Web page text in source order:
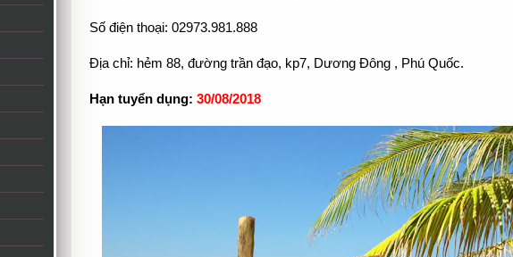
Số điện thoại: 02973.981.888
Địa chỉ: hẻm 88, đường trần đạo, kp7, Dương Đông , Phú Quốc.
Hạn tuyển dụng: 30/08/2018